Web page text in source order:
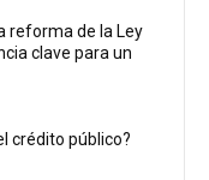
reforma de la Ley
clave para un
crédito público?